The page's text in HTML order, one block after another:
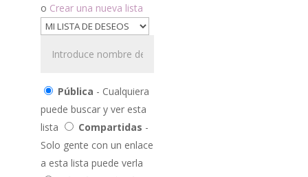
o Crear una nueva lista
Pública - Cualquiera
puede buscar y ver esta
lista
Compartidas -
Solo gente con un enlace
a esta lista puede verla